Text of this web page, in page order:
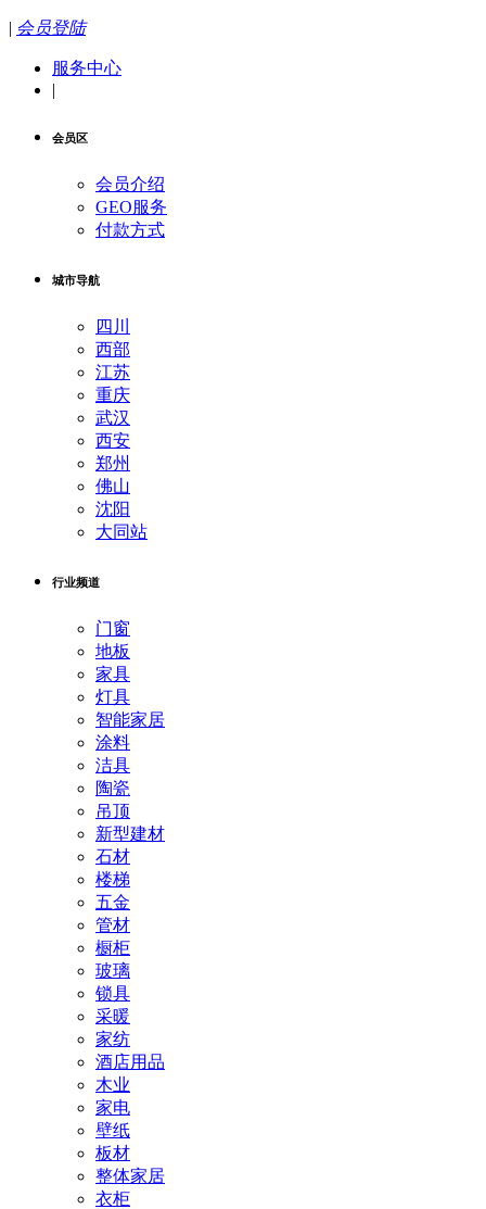
| 会员登陆
服务中心
|
会员区
会员介绍
GEO服务
付款方式
城市导航
四川
西部
江苏
重庆
武汉
西安
郑州
佛山
沈阳
大同站
行业频道
门窗
地板
家具
灯具
智能家居
涂料
洁具
陶瓷
吊顶
新型建材
石材
楼梯
五金
管材
橱柜
玻璃
锁具
采暖
家纺
酒店用品
木业
家电
壁纸
板材
整体家居
衣柜